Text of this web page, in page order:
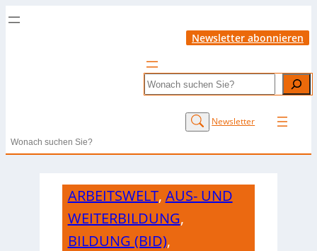
Newsletter abonnieren
Search
Newsletter
Search
ARBEITSWELT, AUS- UND
WEITERBILDUNG,
BILDUNG (BID),